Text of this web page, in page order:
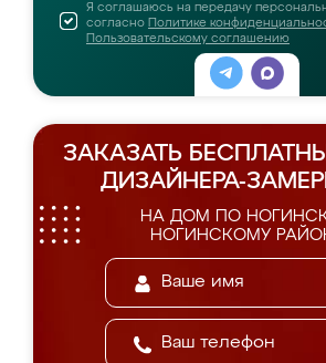
Я соглашаюсь на передачу
согласно Политике
Пользовательскому соглашению
ЗАКАЗАТЬ
ДИЗАЙНЕРА-
НА ДОМ ПО
НОГИНСКОМУ